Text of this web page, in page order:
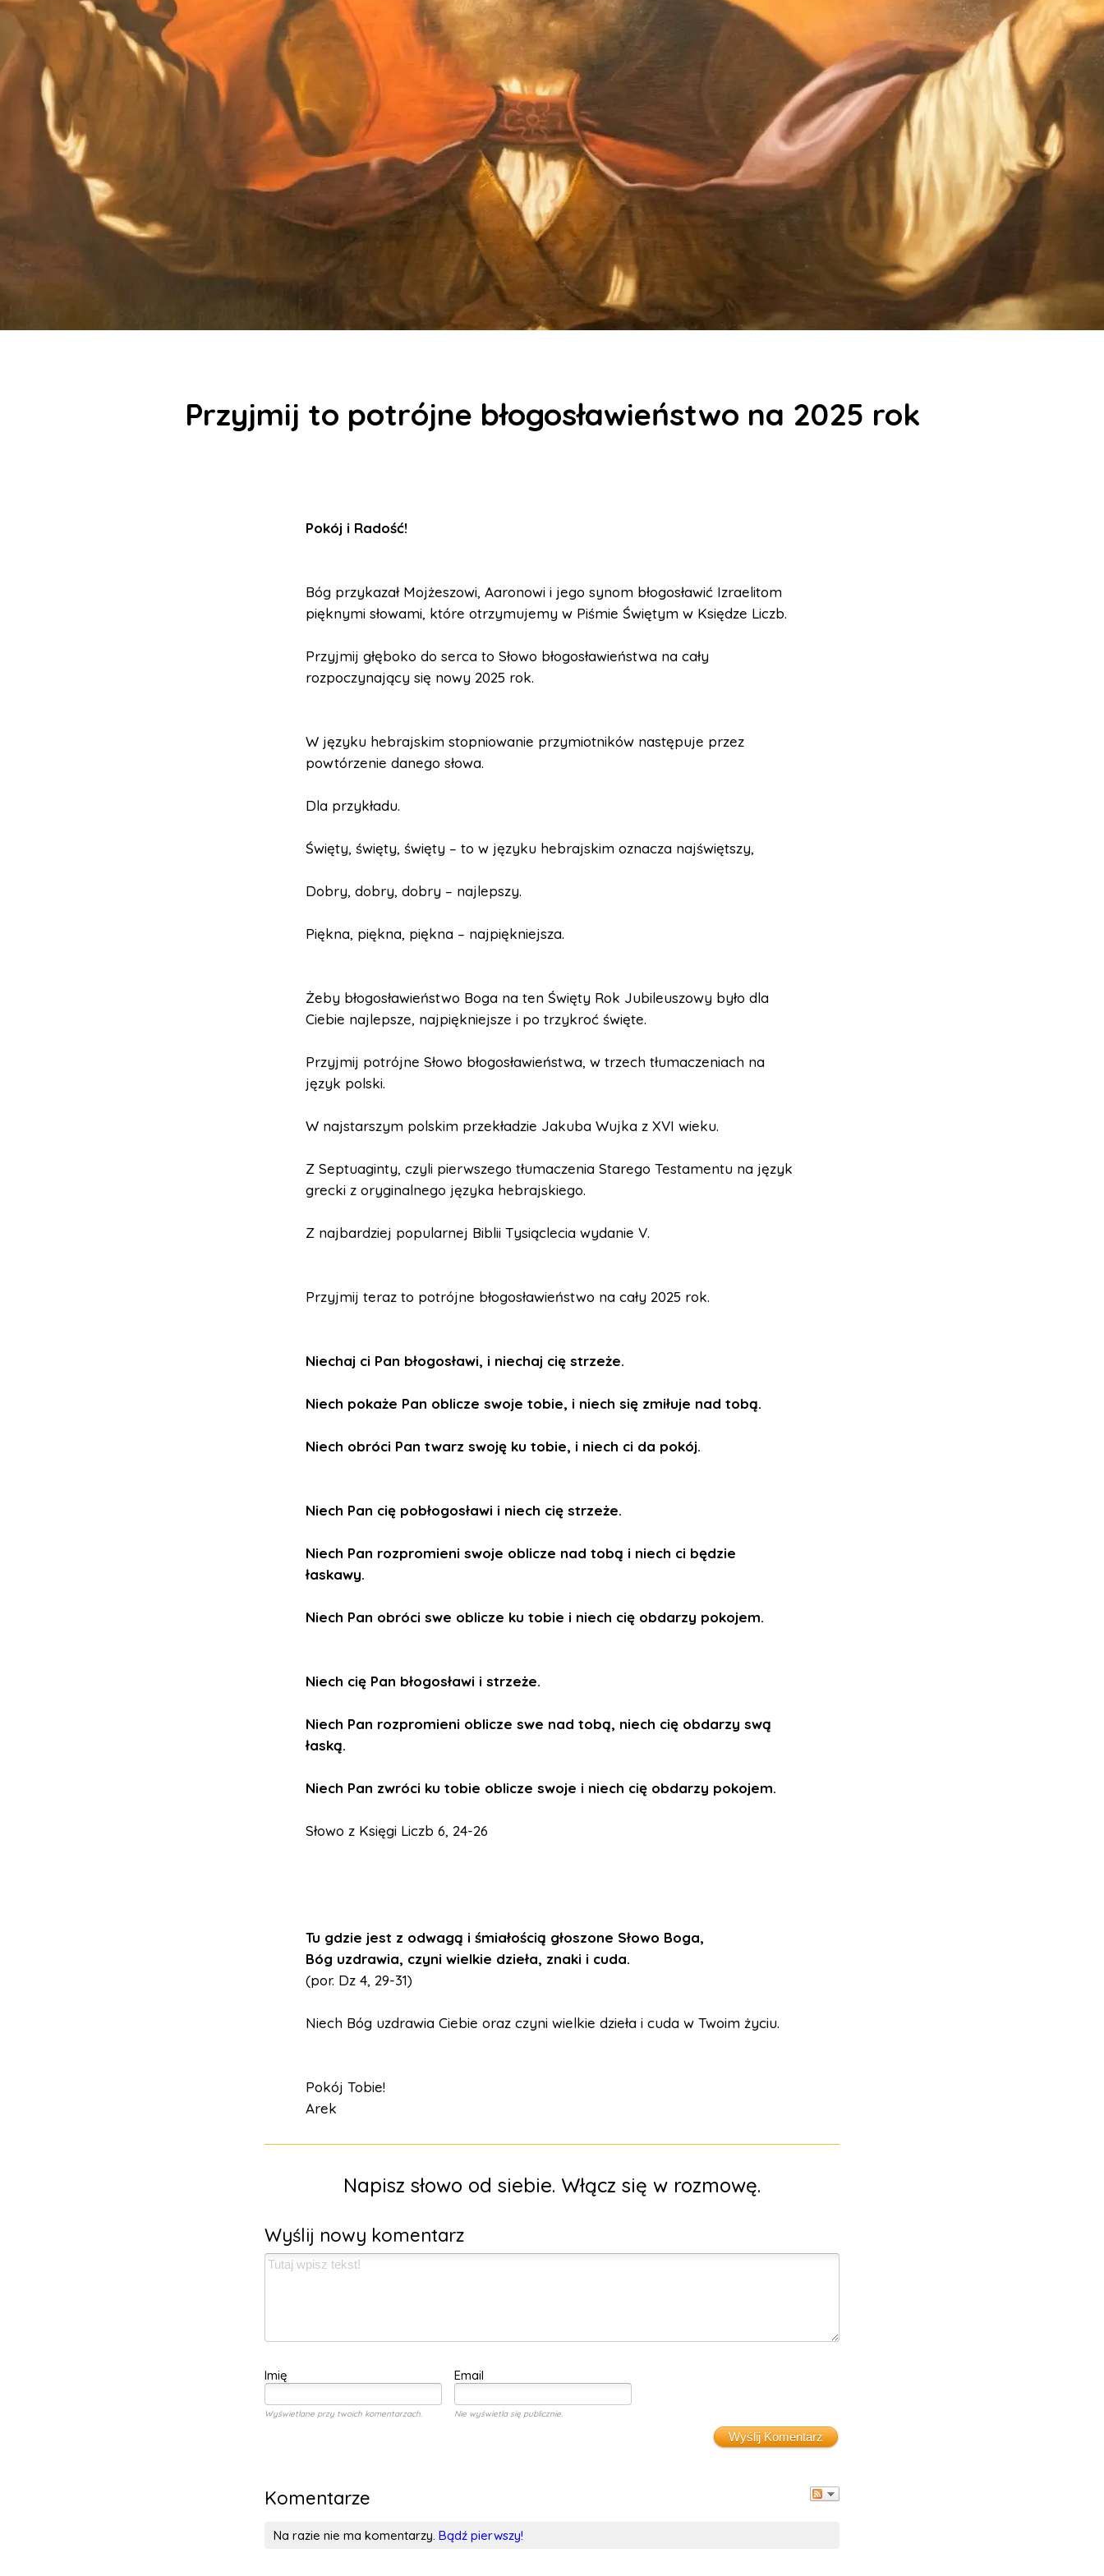
Przyjmij to potrójne błogosławieństwo na 2025 rok
Pokój i Radość!
Bóg przykazał Mojżeszowi, Aaronowi i jego synom błogosławić Izraelitom
pięknymi słowami, które otrzymujemy w Piśmie Świętym w Księdze Liczb.
Przyjmij głęboko do serca to Słowo błogosławieństwa na cały
rozpoczynający się nowy 2025 rok.
W języku hebrajskim stopniowanie przymiotników następuje przez
powtórzenie danego słowa.
Dla przykładu.
Święty, święty, święty – to w języku hebrajskim oznacza najświętszy,
Dobry, dobry, dobry – najlepszy.
Piękna, piękna, piękna – najpiękniejsza.
Żeby błogosławieństwo Boga na ten Święty Rok Jubileuszowy było dla
Ciebie najlepsze, najpiękniejsze i po trzykroć święte.
Przyjmij potrójne Słowo błogosławieństwa, w trzech tłumaczeniach na
język polski.
W najstarszym polskim przekładzie Jakuba Wujka z XVI wieku.
Z Septuaginty, czyli pierwszego tłumaczenia Starego Testamentu na język
grecki z oryginalnego języka hebrajskiego.
Z najbardziej popularnej Biblii Tysiąclecia wydanie V.
Przyjmij teraz to potrójne błogosławieństwo na cały 2025 rok.
Niechaj ci Pan błogosławi, i niechaj cię strzeże.
Niech pokaże Pan oblicze swoje tobie, i niech się zmiłuje nad tobą.
Niech obróci Pan twarz swoję ku tobie, i niech ci da pokój.
Niech Pan cię pobłogosławi i niech cię strzeże.
Niech Pan rozpromieni swoje oblicze nad tobą i niech ci będzie
łaskawy.
Niech Pan obróci swe oblicze ku tobie i niech cię obdarzy pokojem.
Niech cię Pan błogosławi i strzeże.
Niech Pan rozpromieni oblicze swe nad tobą, niech cię obdarzy swą
łaską.
Niech Pan zwróci ku tobie oblicze swoje i niech cię obdarzy pokojem.
Słowo z Księgi Liczb 6, 24-26
Tu gdzie jest z odwagą i śmiałością głoszone Słowo Boga,
Bóg uzdrawia, czyni wielkie dzieła, znaki i cuda.
(por. Dz 4, 29-31)
Niech Bóg uzdrawia Ciebie oraz czyni wielkie dzieła i cuda w Twoim życiu.
Pokój Tobie!
Arek
Napisz słowo od siebie. Włącz się w rozmowę.
Komentarze
Na razie nie ma komentarzy. Bądź pierwszy!
Wyślij nowy komentarz
Imię Email
Wyświetlane przy twoich komentarzach. Nie wyświetla się publicznie.
Wyślij Komentarz